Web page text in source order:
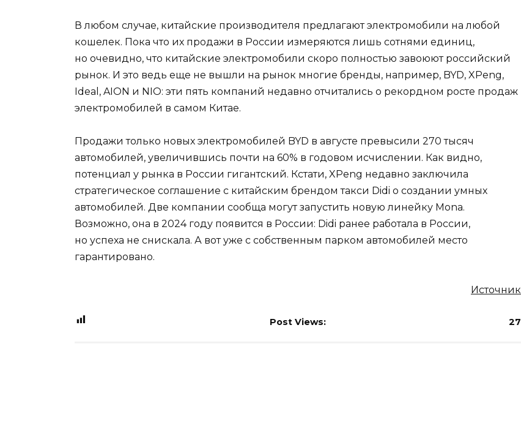
В любом случае, китайские производителя предлагают электромобили на любой
кошелек. Пока что их продажи в России измеряются лишь сотнями единиц,
но очевидно, что китайские электромобили скоро полностью завоюют российский
рынок. И это ведь еще не вышли на рынок многие бренды, например, BYD, XPeng,
Ideal, AION и NIO: эти пять компаний недавно отчитались о рекордном росте продаж
электромобилей в самом Китае.
Продажи только новых электромобилей BYD в августе превысили 270 тысяч
автомобилей, увеличившись почти на 60% в годовом исчислении. Как видно,
потенциал у рынка в России гигантский. Кстати, XPeng недавно заключила
стратегическое соглашение с китайским брендом такси Didi о создании умных
автомобилей. Две компании сообща могут запустить новую линейку Mona.
Возможно, она в 2024 году появится в России: Didi ранее работала в России,
но успеха не снискала. А вот уже с собственным парком автомобилей место
гарантировано.
Источник
Post Views: 27